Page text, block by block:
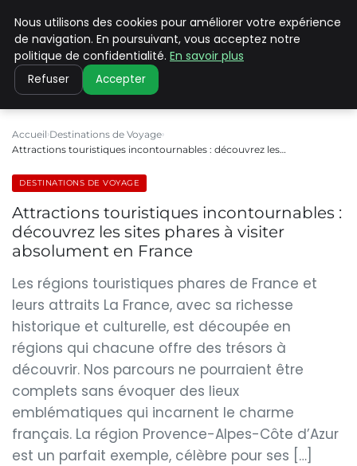
PILAT PATRIMOINES
Accueil Destinations de Voyage
Attractions touristiques incontournables : découvrez les…
DESTINATIONS DE VOYAGE
Attractions touristiques incontournables :
découvrez les sites phares à visiter
absolument en France
Les régions touristiques phares de France et
leurs attraits La France, avec sa richesse
historique et culturelle, est découpée en
régions qui chacune offre des trésors à
découvrir. Nos parcours ne pourraient être
complets sans évoquer des lieux
emblématiques qui incarnent le charme
français. La région Provence-Alpes-Côte d’Azur
est un parfait exemple, célèbre pour ses […]
Nous utilisons des cookies pour améliorer votre expérience
de navigation. En poursuivant, vous acceptez notre
politique de confidentialité. En savoir plus
Refuser Accepter